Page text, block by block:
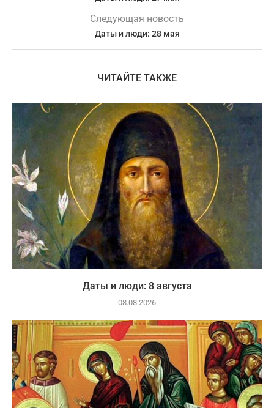
Следующая новость
Даты и люди: 28 мая
ЧИТАЙТЕ ТАКЖЕ
Даты и люди: 8 августа
08.08.2026